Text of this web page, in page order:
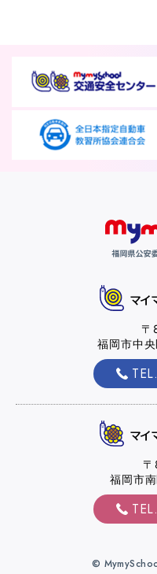
マイ
福岡市中
マイ
福岡市
©